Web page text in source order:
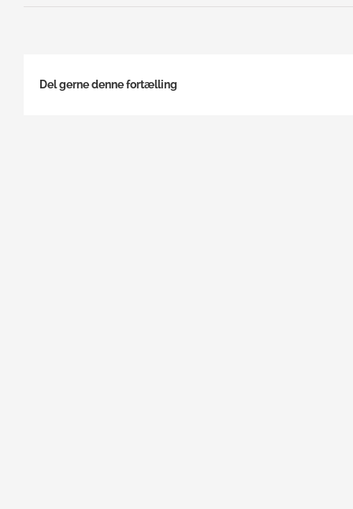
Del gerne denne fortælling